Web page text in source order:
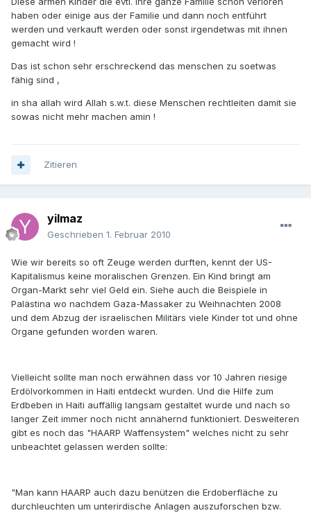
haben oder einige aus der Familie und dann noch entführt
werden und verkauft werden oder sonst irgendetwas mit ihnen
gemacht wird !
Das ist schon sehr erschreckend das menschen zu soetwas
fähig sind ,
in sha allah wird Allah s.w.t. diese Menschen rechtleiten damit sie
sowas nicht mehr machen amin !
Zitieren
yilmaz
Geschrieben 1. Februar 2010
Wie wir bereits so oft Zeuge werden durften, kennt der US-
Kapitalismus keine moralischen Grenzen. Ein Kind bringt am
Organ-Markt sehr viel Geld ein. Siehe auch die Beispiele in
Palästina wo nachdem Gaza-Massaker zu Weihnachten 2008
und dem Abzug der israelischen Militärs viele Kinder tot und ohne
Organe gefunden worden waren.
Vielleicht sollte man noch erwähnen dass vor 10 Jahren riesige
Erdölvorkommen in Haiti entdeckt wurden. Und die Hilfe zum
Erdbeben in Haiti auffällig langsam gestaltet wurde und nach so
langer Zeit immer noch nicht annähernd funktioniert. Desweiteren
gibt es noch das "HAARP Waffensystem" welches nicht zu sehr
unbeachtet gelassen werden sollte:
"Man kann HAARP auch dazu benützen die Erdoberfläche zu
durchleuchten um unterirdische Anlagen auszuforschen bzw.